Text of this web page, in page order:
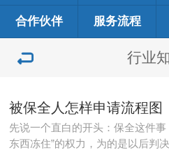
合作伙伴 服务流程
行业
被保全人怎样申请流程图
先说一个直白的开头：保全这件
东西冻住”的权力，为的是以后判